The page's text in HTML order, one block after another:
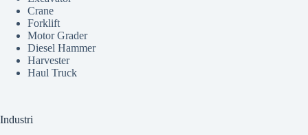
Crane
Forklift
Motor Grader
Diesel Hammer
Harvester
Haul Truck
Industri